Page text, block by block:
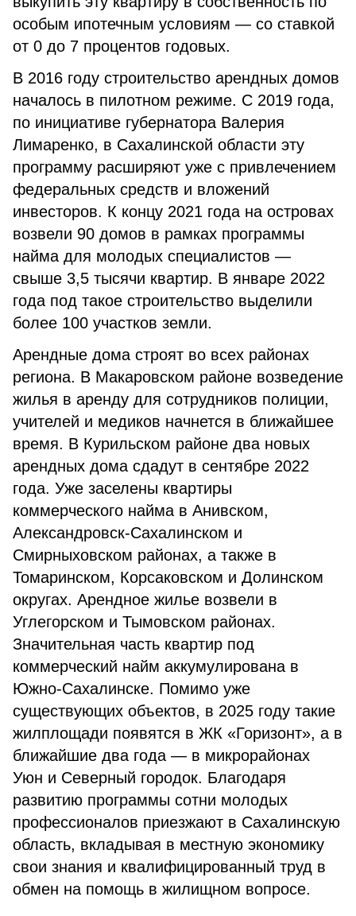
особым ипотечным условиям — со ставкой
от 0 до 7 процентов годовых.
В 2016 году строительство арендных домов
началось в пилотном режиме. С 2019 года,
по инициативе губернатора Валерия
Лимаренко, в Сахалинской области эту
программу расширяют уже с привлечением
федеральных средств и вложений
инвесторов. К концу 2021 года на островах
возвели 90 домов в рамках программы
найма для молодых специалистов —
свыше 3,5 тысячи квартир. В январе 2022
года под такое строительство выделили
более 100 участков земли.
Арендные дома строят во всех районах
региона. В Макаровском районе возведение
жилья в аренду для сотрудников полиции,
учителей и медиков начнется в ближайшее
время. В Курильском районе два новых
арендных дома сдадут в сентябре 2022
года. Уже заселены квартиры
коммерческого найма в Анивском,
Александровск-Сахалинском и
Смирныховском районах, а также в
Томаринском, Корсаковском и Долинском
округах. Арендное жилье возвели в
Углегорском и Тымовском районах.
Значительная часть квартир под
коммерческий найм аккумулирована в
Южно-Сахалинске. Помимо уже
существующих объектов, в 2025 году такие
жилплощади появятся в ЖК «Горизонт», а в
ближайшие два года — в микрорайонах
Уюн и Северный городок. Благодаря
развитию программы сотни молодых
профессионалов приезжают в Сахалинскую
область, вкладывая в местную экономику
свои знания и квалифицированный труд в
обмен на помощь в жилищном вопросе.